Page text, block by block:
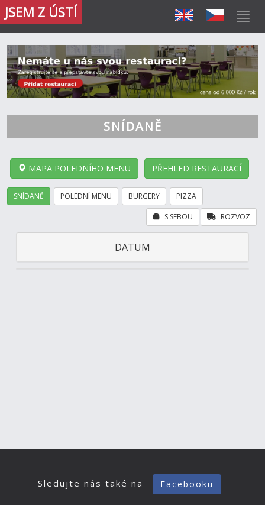
JSEM Z ÚSTÍ
SNÍDANĚ
MAPA POLEDNÍHO MENU PŘEHLED RESTAURACÍ
SNÍDANĚ POLEDNÍ MENU BURGERY PIZZA
ROZVOZ
S SEBOU
DATUM
Sledujte nás také na Facebooku